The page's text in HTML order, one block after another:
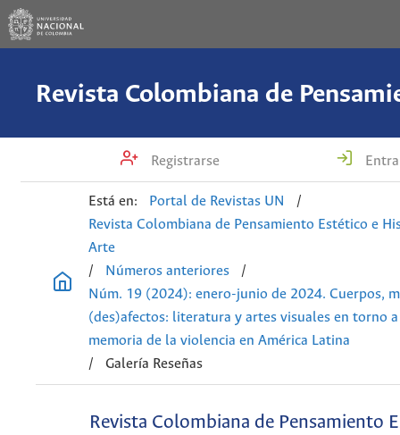
Registrarse
Está en: Portal de Revistas UN
/
Revista Colombiana de Pensamiento Estético e
Arte
/
Números anteriores
/
Núm. 19 (2024): enero-junio de 2024. Cuerpos,
(des)afectos: literatura y artes visuales en torno
memoria de la violencia en América Latina
/
Galería Reseñas
Revista Colombiana de Pensamiento